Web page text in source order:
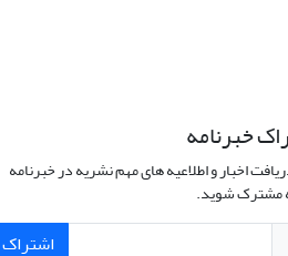
خبرنامه
اخبار و اطلاعیه های مهم نشریه در خبرنامه
مشترک شوید.
اشتراک